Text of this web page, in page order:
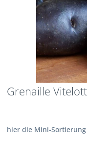
Grenaille
hier die Mini-